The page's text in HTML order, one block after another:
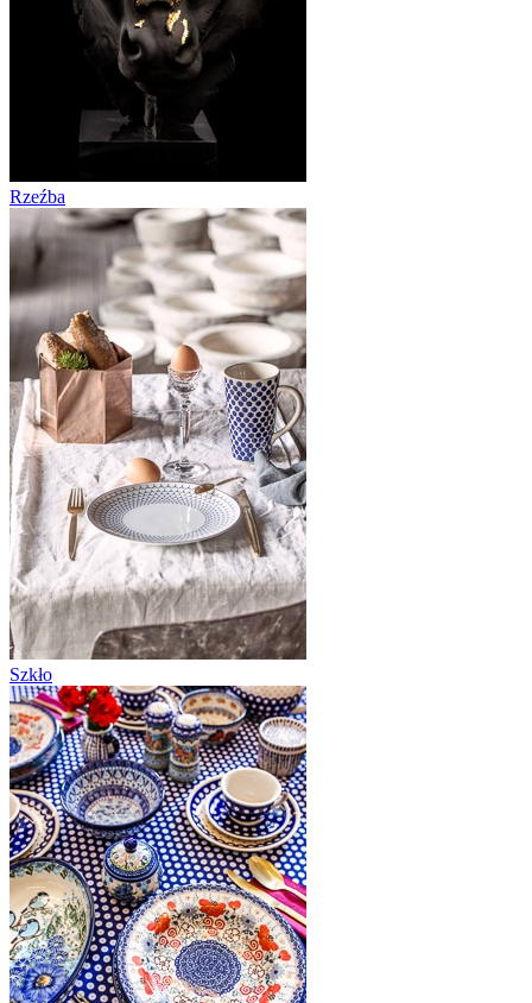
Rzeźba
Szkło